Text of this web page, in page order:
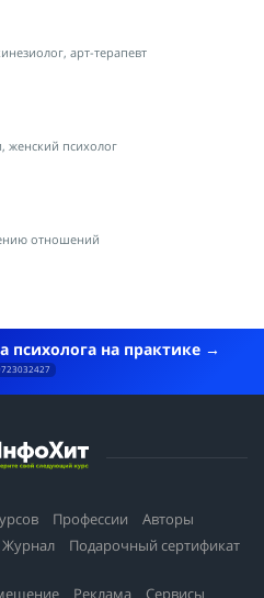
арт-терапевт
женский психолог
отношений
психолога на практике
Профессии
Авторы
Журнал Подарочный сертификат
Реклама Сервисы